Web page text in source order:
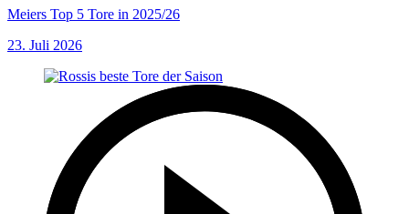
Meiers Top 5 Tore in 2025/26
23. Juli 2026